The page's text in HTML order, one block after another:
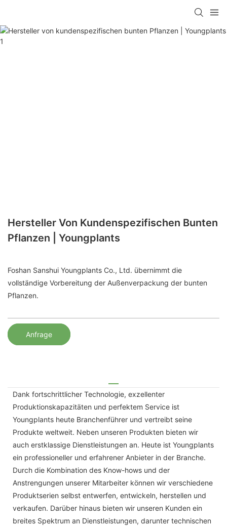
Hersteller Von Kundenspezifischen Bunten
Pflanzen | Youngplants
Foshan Sanshui Youngplants Co., Ltd. übernimmt die
vollständige Vorbereitung der Außenverpackung der bunten
Pflanzen.
Anfrage
Dank fortschrittlicher Technologie, exzellenter
Produktionskapazitäten und perfektem Service ist
Youngplants heute Branchenführer und vertreibt seine
Produkte weltweit. Neben unseren Produkten bieten wir
auch erstklassige Dienstleistungen an. Heute ist Youngplants
ein professioneller und erfahrener Anbieter in der Branche.
Durch die Kombination des Know-hows und der
Anstrengungen unserer Mitarbeiter können wir verschiedene
Produktserien selbst entwerfen, entwickeln, herstellen und
verkaufen. Darüber hinaus bieten wir unseren Kunden ein
breites Spektrum an Dienstleistungen, darunter technischen